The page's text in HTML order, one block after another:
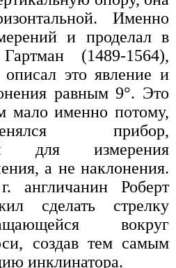
Именно
и проделал в
(1489-1564),
это явление и
равным 9°. Это
мало именно потому,
прибор,
для измерения
а не наклонения.
англичанин Роберт
сделать стрелку
вокруг
создав тем самым
инклинатора.